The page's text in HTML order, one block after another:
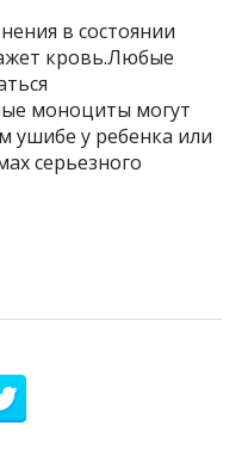
в состоянии
кровь.Любые
моноциты могут
ушибе у ребенка или
серьезного